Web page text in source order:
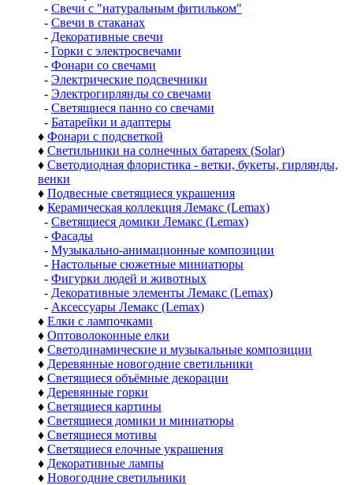
- Свечи с "натуральным фитильком"
- Свечи в стаканах
- Декоративные свечи
- Горки с электросвечами
- Фонари со свечами
- Электрические подсвечники
- Электрогирлянды со свечами
- Светящиеся панно со свечами
- Батарейки и адаптеры
♦ Фонари с подсветкой
♦ Светильники на солнечных батареях (Solar)
♦ Светодиодная флористика - ветки, букеты, гирлянды,
венки
♦ Подвесные светящиеся украшения
♦ Керамическая коллекция Лемакс (Lemax)
- Светящиеся домики Лемакс (Lemax)
- Фасады
- Музыкально-анимационные композиции
- Настольные сюжетные миниатюры
- Фигурки людей и животных
- Декоративные элементы Лемакс (Lemax)
- Аксессуары Лемакс (Lemax)
♦ Елки с лампочками
♦ Оптоволоконные елки
♦ Светодинамические и музыкальные композиции
♦ Деревянные новогодние светильники
♦ Светящиеся объёмные декорации
♦ Деревянные горки
♦ Светящиеся картины
♦ Светящиеся домики и миниатюры
♦ Светящиеся мотивы
♦ Светящиеся елочные украшения
♦ Декоративные лампы
♦ Новогодние светильники